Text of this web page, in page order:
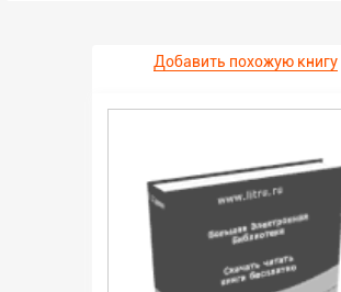
Добавить похожую книгу